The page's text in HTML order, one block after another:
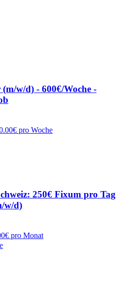
w/d) - 600€/Woche -
pro Woche
250€ Fixum pro Tag
w/d)
pro Monat